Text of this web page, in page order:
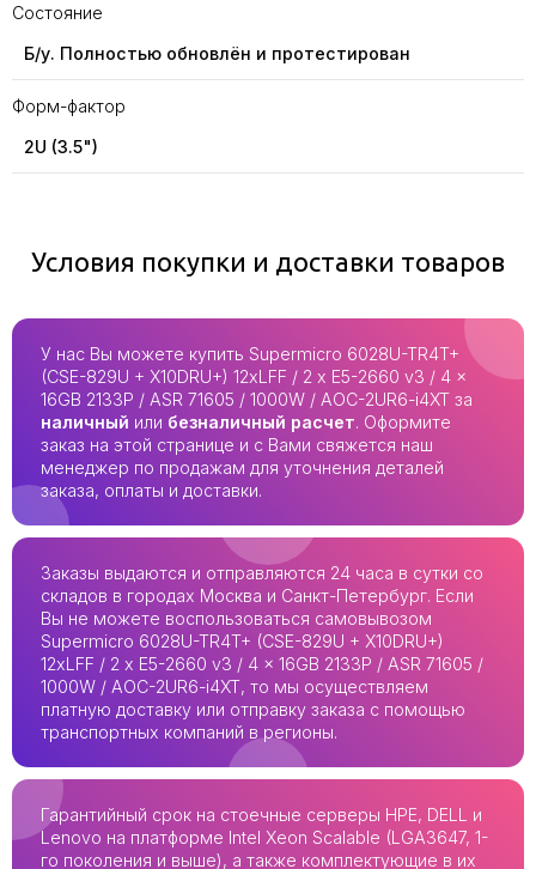
Состояние
Б/у. Полностью обновлён и протестирован
Форм-фактор
2U (3.5")
Условия покупки и доставки товаров
У нас Вы можете купить Supermicro 6028U-TR4T+
(CSE-829U + X10DRU+) 12xLFF / 2 x E5-2660 v3 / 4 x
16GB 2133P / ASR 71605 / 1000W / AOC-2UR6-i4XT за
наличный или безналичный расчет. Оформите
заказ на этой странице и с Вами свяжется наш
менеджер по продажам для уточнения деталей
заказа, оплаты и доставки.
Заказы выдаются и отправляются 24 часа в сутки со
складов в городах Москва и Санкт-Петербург. Если
Вы не можете воспользоваться самовывозом
Supermicro 6028U-TR4T+ (CSE-829U + X10DRU+)
12xLFF / 2 x E5-2660 v3 / 4 x 16GB 2133P / ASR 71605 /
1000W / AOC-2UR6-i4XT, то мы осуществляем
платную доставку или отправку заказа с помощью
транспортных компаний в регионы.
Гарантийный срок на стоечные серверы HPE, DELL и
Lenovo на платформе Intel Xeon Scalable (LGA3647, 1-
го поколения и выше), а также комплектующие в их